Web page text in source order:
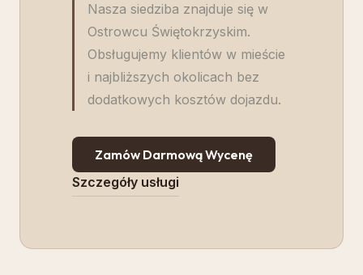
Nasza siedziba znajduje się w
Ostrowcu Świętokrzyskim.
Obsługujemy klientów w mieście
i najbliższych okolicach bez
dodatkowych kosztów dojazdu.
Zamów Darmową Wycenę
Szczegóły usługi